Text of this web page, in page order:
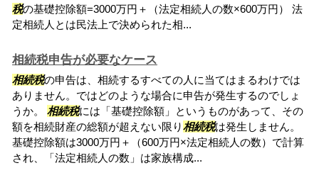
税の基礎控除額=3000万円＋（法定相続人の数×600万円） 法
定相続人とは民法上で決められた相...
相続税申告が必要なケース
相続税の申告は、相続するすべての人に当てはまるわけでは
ありません。ではどのような場合に申告が発生するのでしょ
うか。 相続税には「基礎控除額」というものがあって、その
額を相続財産の総額が超えない限り相続税は発生しません。
基礎控除額は3000万円＋（600万円×法定相続人の数）で計算
され、「法定相続人の数」は家族構成...